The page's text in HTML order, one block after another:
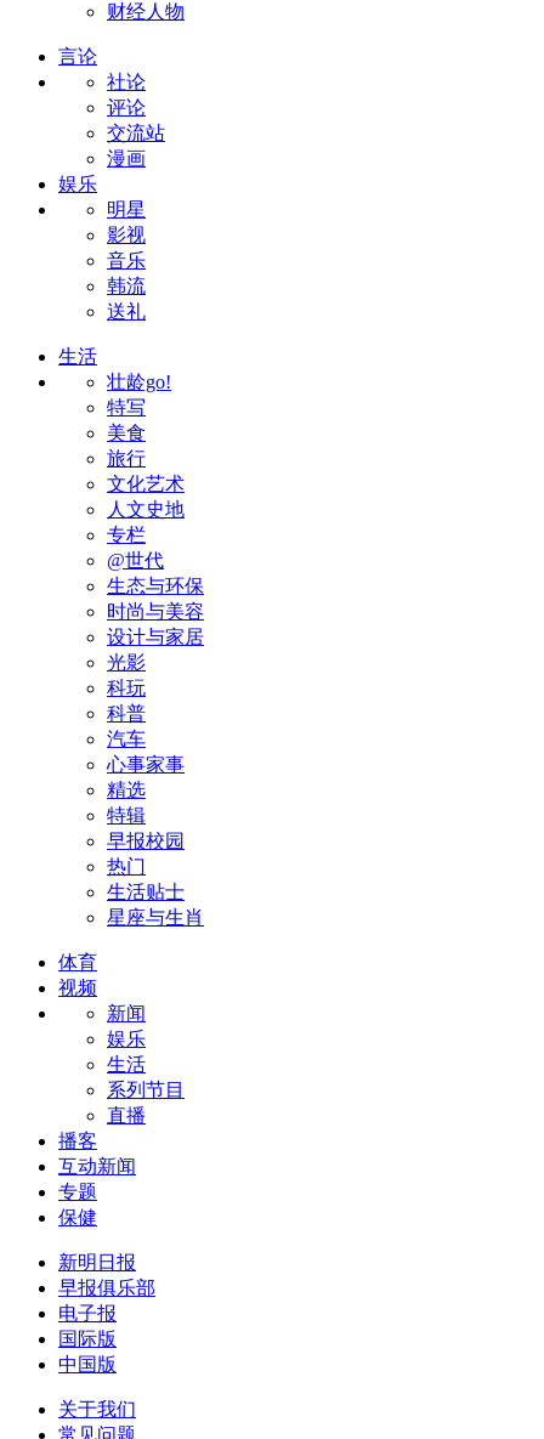
财经人物
言论
社论
评论
交流站
漫画
娱乐
明星
影视
音乐
韩流
送礼
生活
壮龄go!
特写
美食
旅行
文化艺术
人文史地
专栏
@世代
生态与环保
时尚与美容
设计与家居
光影
科玩
科普
汽车
心事家事
精选
特辑
早报校园
热门
生活贴士
星座与生肖
体育
视频
新闻
娱乐
生活
系列节目
直播
播客
互动新闻
专题
保健
新明日报
早报俱乐部
电子报
国际版
中国版
关于我们